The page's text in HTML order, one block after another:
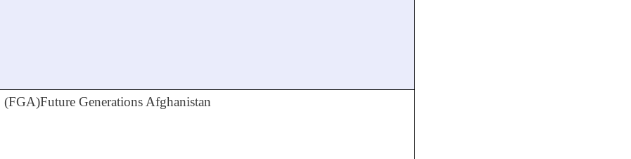
Future Generations Afghanistan
(FGA)